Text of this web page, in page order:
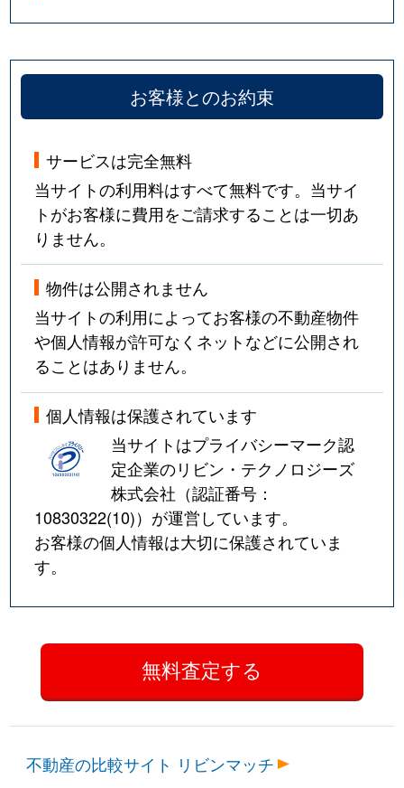
お客様とのお約束
サービスは完全無料
当サイトの利用料はすべて無料です。当サイ
トがお客様に費用をご請求することは一切あ
りません。
物件は公開されません
当サイトの利用によってお客様の不動産物件
や個人情報が許可なくネットなどに公開され
ることはありません。
個人情報は保護されています
当サイトはプライバシーマーク認
定企業のリビン・テクノロジーズ
株式会社（認証番号：
10830322(10)）が運営しています。
お客様の個人情報は大切に保護されていま
す。
不動産の比較サイト リビンマッチ